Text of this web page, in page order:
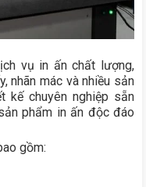
vụ in ấn chất lượng,
nhãn mác và nhiều sản
kế chuyên nghiệp sẵn
phẩm in ấn độc đáo
gồm: